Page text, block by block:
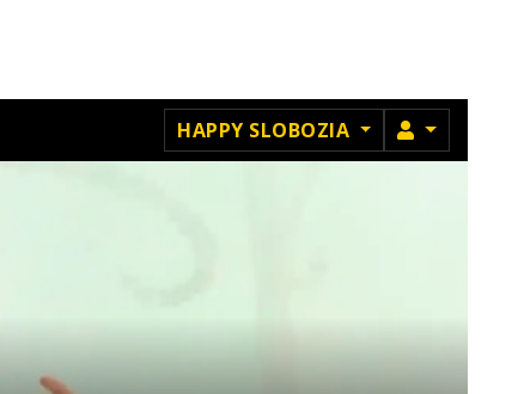
HAPPY SLOBOZIA MEMBRU